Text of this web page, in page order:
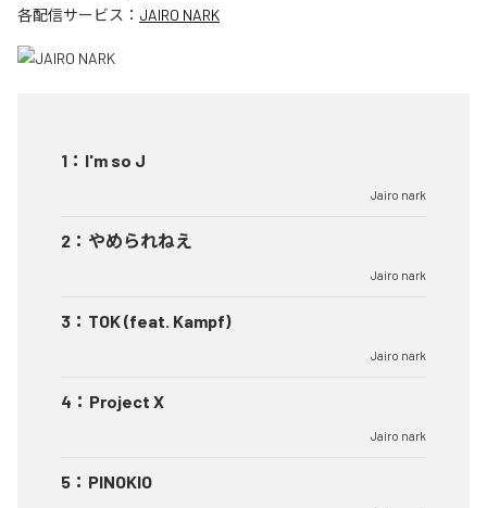
各配信サービス： JAIRO NARK
1 ： I'm so J
Jairo nark
2 ： やめられねえ
Jairo nark
3 ： TOK (feat. Kampf)
Jairo nark
4 ： Project X
Jairo nark
5 ： PINOKIO